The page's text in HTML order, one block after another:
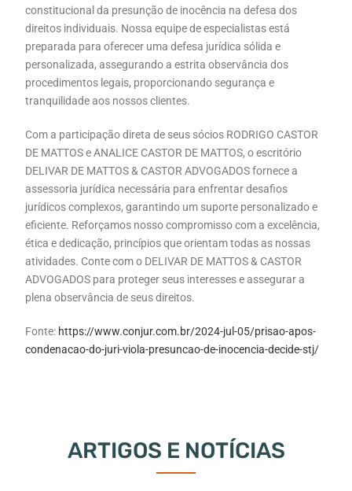
constitucional da presunção de inocência na defesa dos
direitos individuais. Nossa equipe de especialistas está
preparada para oferecer uma defesa jurídica sólida e
personalizada, assegurando a estrita observância dos
procedimentos legais, proporcionando segurança e
tranquilidade aos nossos clientes.
Com a participação direta de seus sócios RODRIGO CASTOR
DE MATTOS e ANALICE CASTOR DE MATTOS, o escritório
DELIVAR DE MATTOS & CASTOR ADVOGADOS fornece a
assessoria jurídica necessária para enfrentar desafios
jurídicos complexos, garantindo um suporte personalizado e
eficiente. Reforçamos nosso compromisso com a excelência,
ética e dedicação, princípios que orientam todas as nossas
atividades. Conte com o DELIVAR DE MATTOS & CASTOR
ADVOGADOS para proteger seus interesses e assegurar a
plena observância de seus direitos.
Fonte: https://www.conjur.com.br/2024-jul-05/prisao-apos-
condenacao-do-juri-viola-presuncao-de-inocencia-decide-stj/
ARTIGOS E NOTÍCIAS